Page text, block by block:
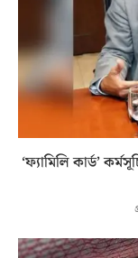
‘ফ্যামিলি কার্ড’